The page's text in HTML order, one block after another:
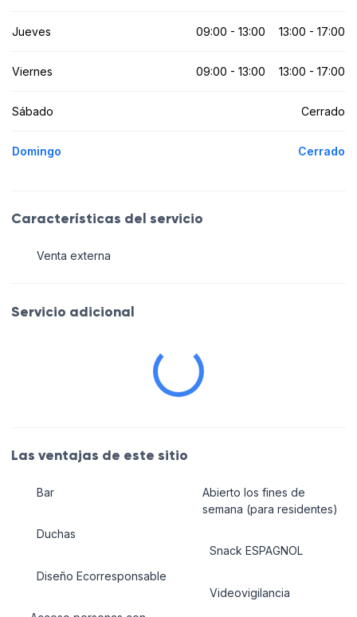
Jueves 09:00 - 13:00 13:00 - 17:00
Viernes 09:00 - 13:00 13:00 - 17:00
Sábado Cerrado
Domingo Cerrado
Características del servicio
Venta externa
Servicio adicional
Las ventajas de este sitio
Bar
Duchas
Diseño Ecorresponsable
Abierto los fines de
semana (para residentes)
Snack ESPAGNOL
Videovigilancia